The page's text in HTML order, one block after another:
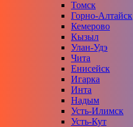
Томск
Горно-Алтайск
Кемерово
Кызыл
Улан-Удэ
Чита
Енисейск
Игарка
Инта
Надым
Усть-Илимск
Усть-Кут